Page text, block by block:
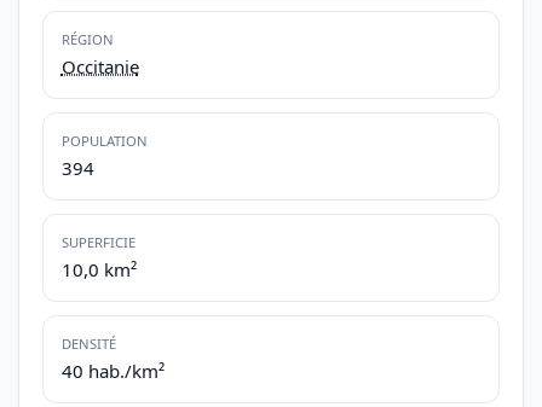
RÉGION
Occitanie
POPULATION
394
SUPERFICIE
10,0 km²
DENSITÉ
40 hab./km²